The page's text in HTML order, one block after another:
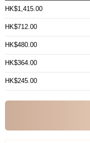
HK$1,415.00
HK$712.00
HK$480.00
HK$364.00
HK$245.00